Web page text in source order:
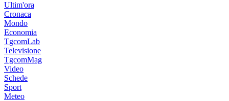
Ultim'ora
Cronaca
Mondo
Economia
TgcomLab
Televisione
TgcomMag
Video
Schede
Sport
Meteo